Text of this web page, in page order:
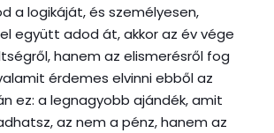
a logikáját, és személyesen,
együtt adod át, akkor az év vége
hanem az elismerésről fog
érdemes elvinni ebből az
ez: a legnagyobb ajándék, amit
az nem a pénz, hanem az